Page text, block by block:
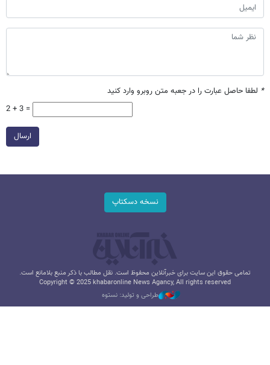
* لطفا حاصل عبارت را در جعبه متن روبرو وارد کنید
2 + 3 =
ارسال
نسخه دسکتاپ
تمامی حقوق این سایت برای خبرآنلاین محفوظ است. نقل مطالب با ذکر منبع بلامانع است.
Copyright © 2025 khabaronline News Agancy, All rights reserved
طراحی و تولید: نستوه